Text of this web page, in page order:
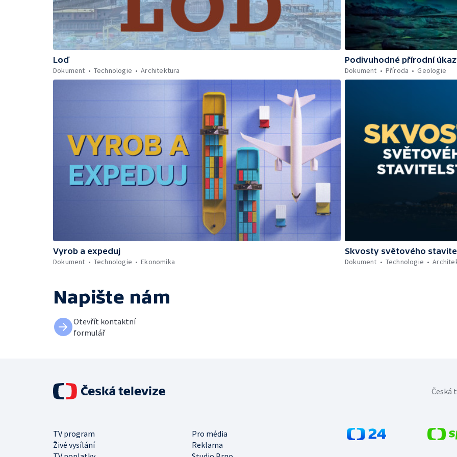
Loď
Dokument
Technologie Architektura
Podivuhodné přírodní
Dokument
Příroda Geologie
Vyrob a expeduj
Dokument
Technologie Ekonomika
Skvosty světového
Dokument
Technologie
Napište nám
Otevřít kontaktní
formulář
TV program
Pro média
Živé vysílání
Reklama
Česká